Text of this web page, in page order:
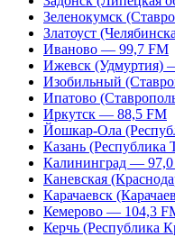
Зеленокумск
Златоуст
Иваново — 99,7 FM
Ижевск (Удмуртия)
Изобильный
Ипатово
Иркутск — 88,5 FM
Йошкар-Ола
Казань (Республика
Калининград —
Каневская
Карачаевск
Кемерово — 104,3
Керчь (Республика